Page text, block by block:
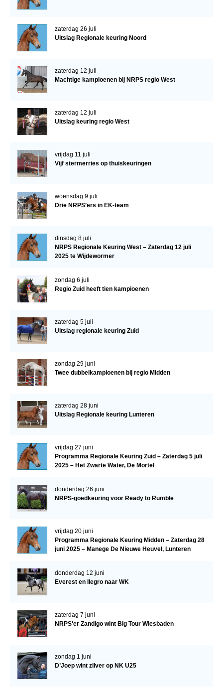
zaterdag 26 juli
Uitslag Regionale keuring Noord
zaterdag 12 juli
Machtige kampioenen bij NRPS regio West
zaterdag 12 juli
Uitslag keuring regio West
vrijdag 11 juli
Vijf stermerries op thuiskeuringen
woensdag 9 juli
Drie NRPS’ers in EK-team
dinsdag 8 juli
NRPS Regionale Keuring West – Zaterdag 12 juli
2025 te Wijdewormer
zondag 6 juli
Regio Zuid heeft tien kampioenen
zaterdag 5 juli
Uitslag regionale keuring Zuid
zondag 29 juni
Twee dubbelkampioenen bij regio Midden
zaterdag 28 juni
Uitslag Regionale keuring Lunteren
vrijdag 27 juni
Programma Regionale Keuring Zuid – Zaterdag 5 juli
2025 – Het Zwarte Water, De Mortel
donderdag 26 juni
NRPS-goedkeuring voor Ready to Rumble
vrijdag 20 juni
Programma Regionale Keuring Midden – Zaterdag 28
juni 2025 – Manege De Nieuwe Heuvel, Lunteren
donderdag 12 juni
Everest en Ilegro naar WK
zaterdag 7 juni
NRPS'er Zandigo wint Big Tour Wiesbaden
zondag 1 juni
D’Joep wint zilver op NK U25